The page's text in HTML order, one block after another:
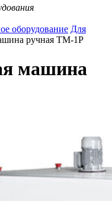
оборудование Для
ручная ТМ-1Р
машина